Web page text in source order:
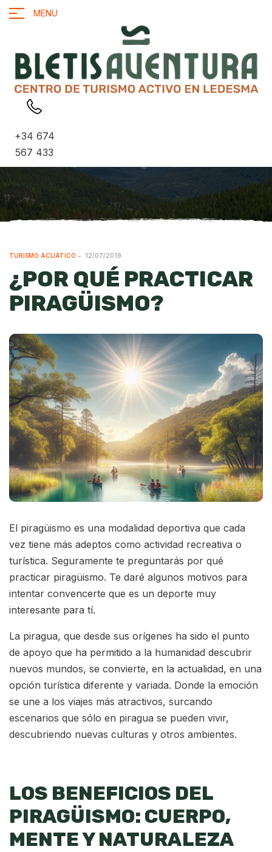
MENU
+34 674
567 433
TURISMO ACUÁTICO 12/07/2019
¿POR QUÉ PRACTICAR
PIRAGÜISMO?
El piragüismo es una modalidad deportiva que cada
vez tiene más adeptos como actividad recreativa o
turística. Seguramente te preguntarás por qué
practicar piragüismo. Te daré algunos motivos para
intentar convencerte que es un deporte muy
interesante para tí.
La piragua, que desde sus orígenes ha sido el punto
de apoyo que ha permitido a la humanidad descubrir
nuevos mundos, se convierte, en la actualidad, en una
opción turística diferente y variada. Donde la emoción
se une a los viajes más atractivos, surcando
escenarios que sólo en piragua se pueden vivir,
descubriendo nuevas culturas y otros ambientes.
LOS BENEFICIOS DEL
PIRAGÜISMO: CUERPO,
MENTE Y NATURALEZA